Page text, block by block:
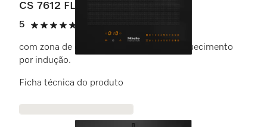
CS 7612 FL
5
5 estrela(s) de 5
com zona de cozinhar PowerFlex com aquecimento
por indução.
Ficha técnica do produto